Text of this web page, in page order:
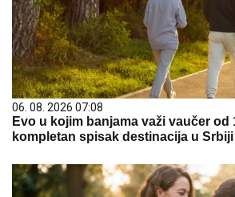
06. 08. 2026 07:08
Evo u kojim banjama važi vaučer od
kompletan spisak destinacija u Srbiji